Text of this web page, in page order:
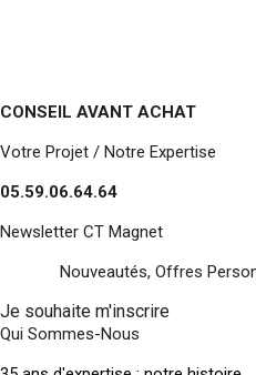
CONSEIL AVANT ACHAT
Votre Projet / Notre Expertise
05.59.06.64.64
Newsletter CT Magnet
Nouveautés, Offres
Je souhaite m'inscrire
Qui Sommes-Nous